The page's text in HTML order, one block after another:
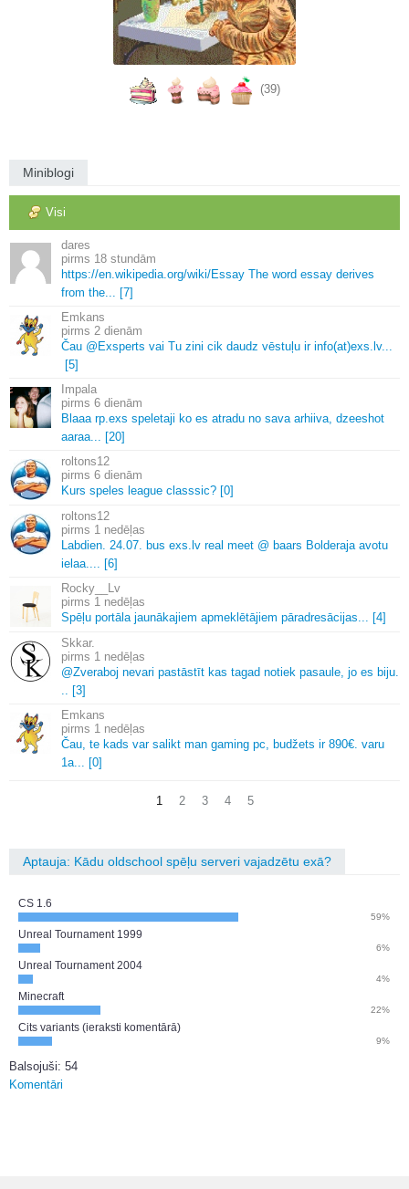
(39)
Miniblogi
Visi
dares
18 stundām
https://en.wikipedia.org/wiki/Essay The word essay derives
from the... [7]
Emkans
2 dienām
Čau @Exsperts vai Tu zini cik daudz vēstuļu ir info(at)exs. lv...
[5]
Impala
6 dienām
Blaaa rp.exs speletaji ko es atradu no sava arhiiva, dzeeshot
aaraa... [20]
roltons12
6 dienām
Kurs speles league classsic? [0]
roltons12
1 nedēļas
Labdien. 24.07. bus exs. lv real meet @ baars Bolderaja avotu
ielaa.... [6]
Rocky__Lv
1 nedēļas
Spēļu portāla jaunākajiem apmeklētājiem pāradresācijas... [4]
Skkar.
1 nedēļas
@Zveraboj nevari pastāstīt kas tagad notiek pasaule, jo es biju.
.. [3]
Emkans
1 nedēļas
Čau, te kads var salikt man gaming pc, budžets ir 890€. varu
1a... [0]
1 2 3 4 5
Aptauja: Kādu oldschool spēļu serveri vajadzētu exā?
CS 1.6
59%
Unreal Tournament 1999
6%
Unreal Tournament 2004
4%
Minecraft
22%
Cits variants (ieraksti komentārā)
9%
Balsojuši: 54
Komentāri